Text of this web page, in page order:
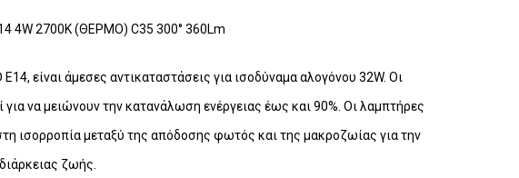
4W 2700K (ΘΕΡΜΟ) C35 300° 360Lm
είναι άμεσες αντικαταστάσεις για ισοδύναμα αλογόνου 32W. Οι
για να μειώνουν την κατανάλωση ενέργειας έως και 90%. Οι λαμπτήρες
ισορροπία μεταξύ της απόδοσης φωτός και της μακροζωίας για την
ζωής.